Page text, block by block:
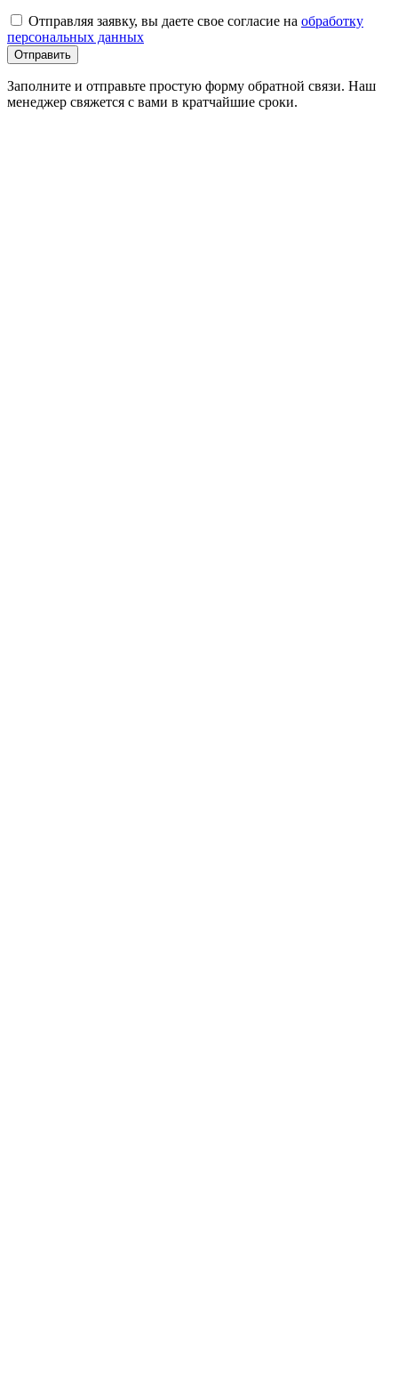
Отправляя заявку, вы даете свое согласие на обработку
персональных данных
Заполните и отправьте простую форму обратной связи. Наш
менеджер свяжется с вами в кратчайшие сроки.